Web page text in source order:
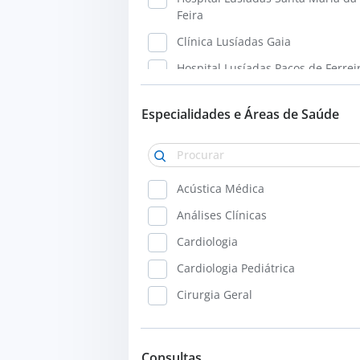
Feira
Clínica Lusíadas Gaia
Hospital Lusíadas Paços de
Hospital Lusíadas Amadora
Clínica Lusíadas Oriente
Clínica Lusíadas Faro
Especialidades e Áreas de Saúde
Acústica Médica
Análises Clínicas
Cardiologia
Cardiologia Pediátrica
Cirurgia Geral